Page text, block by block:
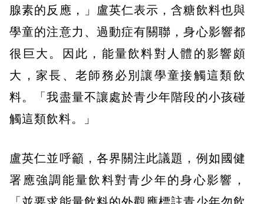
腺素的反應，」盧英仁表示，含糖飲料也與
學童的注意力、過動症有關聯，身心影響都
很巨大。因此，能量飲料對人體的影響頗
大，家長、老師務必別讓學童接觸這類飲
料。「我盡量不讓處於青少年階段的小孩碰
觸這類飲料。」
盧英仁並呼籲，各界關注此議題，例如國健
署應強調能量飲料對青少年的身心影響，